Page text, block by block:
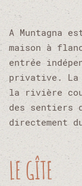
A Muntagna
maison à
entrée
privative. La
la rivière
des sentiers
directement
LE GÎTE